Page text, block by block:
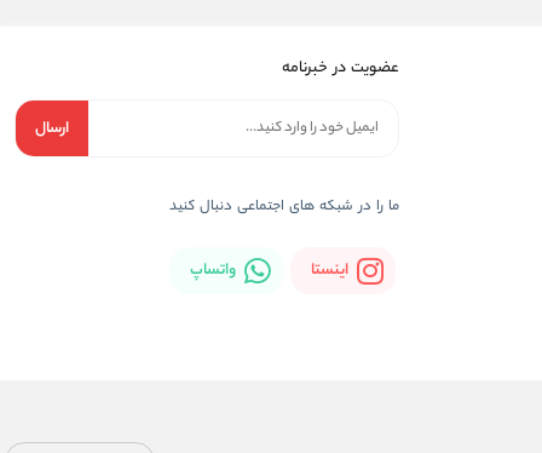
عضویت در خبرنامه
ارسال
ما را در شبکه های اجتماعی دنبال کنید
اینستا واتساپ